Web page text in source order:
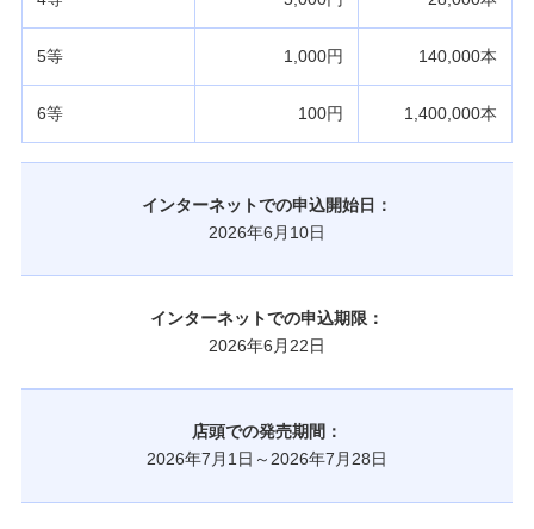
5等 1,000円 140,000本
6等 100円 1,400,000本
インターネットでの申込開始日：
2026年6月10日
インターネットでの申込期限：
2026年6月22日
店頭での発売期間：
2026年7月1日～2026年7月28日